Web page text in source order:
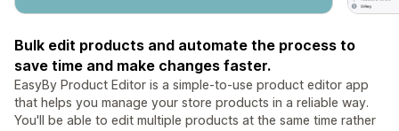
Bulk edit products and automate the process to
save time and make changes faster.
EasyBy Product Editor is a simple-to-use product editor app
that helps you manage your store products in a reliable way.
You'll be able to edit multiple products at the same time rather